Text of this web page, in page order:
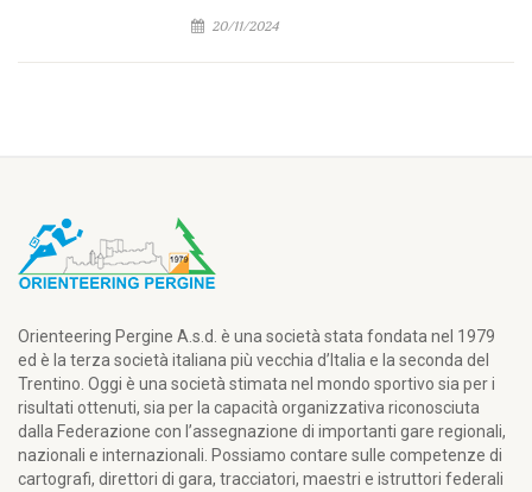
20/11/2024
Orienteering Pergine A.s.d. è una società stata fondata nel 1979
ed è la terza società italiana più vecchia d’Italia e la seconda del
Trentino. Oggi è una società stimata nel mondo sportivo sia per i
risultati ottenuti, sia per la capacità organizzativa riconosciuta
dalla Federazione con l’assegnazione di importanti gare regionali,
nazionali e internazionali. Possiamo contare sulle competenze di
cartografi, direttori di gara, tracciatori, maestri e istruttori federali